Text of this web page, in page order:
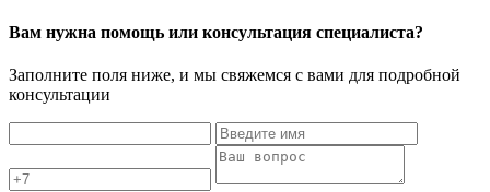
Вам нужна помощь или консультация специалиста?
Заполните поля ниже, и мы свяжемся с вами для подробной
консультации